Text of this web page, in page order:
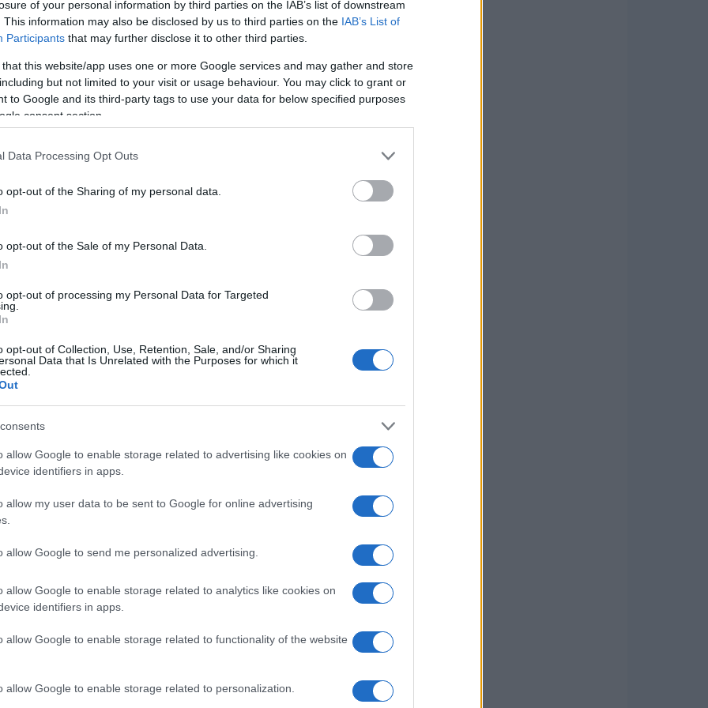
of your personal information by third parties on the IAB’s list of downstream
This information may also be disclosed by us to third parties on the IAB’s List of
Participants that may further disclose it to other third parties.
that this website/app uses one or more Google services and may gather and store
but not limited to your visit or usage behaviour. You may click to grant or
to Google and its third-party tags to use your data for below specified purposes
consent section.
Data Processing Opt Outs
opt-out of the Sharing of my personal data.
opt-out of the Sale of my Personal Data.
opt-out of processing my Personal Data for Targeted
opt-out of Collection, Use, Retention, Sale, and/or Sharing
Data that Is Unrelated with the Purposes for which it
allow Google to enable storage related to advertising like cookies on
identifiers in apps.
allow my user data to be sent to Google for online advertising
allow Google to send me personalized advertising.
allow Google to enable storage related to analytics like cookies on
identifiers in apps.
allow Google to enable storage related to functionality of the website
allow Google to enable storage related to personalization.
pari a +25 milioni rispetto al 2023). Aumento
+79%, attestandosi a 52,6 milioni di euro
Il valore della produzione si attesa a 1.918
al 2023 principalmente a causa della
energetiche. Di particolare rilievo è la
e produzione), con un incrementando
dei clienti che ha scelto di acquistare
(+78%). Deciso incremento della quantità di
che, trainata dalla produzione
produzione totale (comprensivo della
positivo anche l’andamento del settore
tariffario e dalla maggiore remunerazione del
del comparto ambientale, che registra un
e amplia il perimetro operativo delle
anche gli investimenti realizzati dal
137 milioni di euro (+17%), indirizzati
e alla digitalizzazione delle reti
interna, allo sviluppo di nuovi impianti
dell’illuminazione pubblica,
degli impianti e mezzi
Netta si attesta a 377 milioni di euro,
370 milioni registrati nel 2023, con un
finanziaria e capacità di investimento
Russo, Consigliere delegato di Agsm
di crescita delineato dal Piano Industriale,
solide e consistenti. Questo risultato
del Gruppo, che permette di
dei territori serviti. È importante
imprese abbiano beneficiato di bollette più